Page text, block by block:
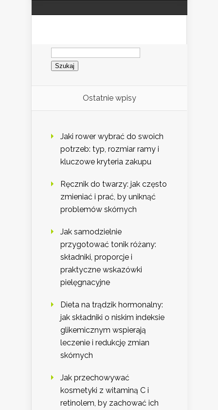
Szukaj:
Ostatnie wpisy
Jaki rower wybrać do swoich
potrzeb: typ, rozmiar ramy i
kluczowe kryteria zakupu
Ręcznik do twarzy: jak często
zmieniać i prać, by uniknąć
problemów skórnych
Jak samodzielnie
przygotować tonik różany:
składniki, proporcje i
praktyczne wskazówki
pielęgnacyjne
Dieta na trądzik hormonalny:
jak składniki o niskim indeksie
glikemicznym wspierają
leczenie i redukcję zmian
skórnych
Jak przechowywać
kosmetyki z witaminą C i
retinolem, by zachować ich